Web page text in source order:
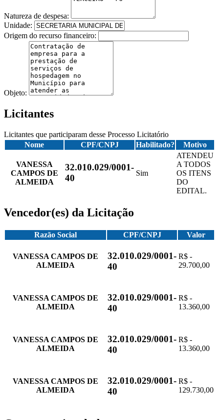
Natureza de despesa:
Unidade:
Origem do recurso financeiro:
Objeto:
Licitantes
Licitantes que participaram desse Processo Licitatório
Nome
CPF/CNPJ Habilitado? Motivo
VANESSA
CAMPOS DE
ALMEIDA
32.010.029/0001-
40
Sim
ATENDEU
A TODOS
OS ITENS
DO
EDITAL.
Vencedor(es) da Licitação
Razão Social CPF/CNPJ Valor
VANESSA CAMPOS DE
ALMEIDA
32.010.029/0001-
40
R$ -
29.700,00
VANESSA CAMPOS DE
ALMEIDA
32.010.029/0001-
40
R$ -
13.360,00
VANESSA CAMPOS DE
ALMEIDA
32.010.029/0001-
40
R$ -
13.360,00
VANESSA CAMPOS DE
ALMEIDA
32.010.029/0001-
40
R$ -
129.730,00